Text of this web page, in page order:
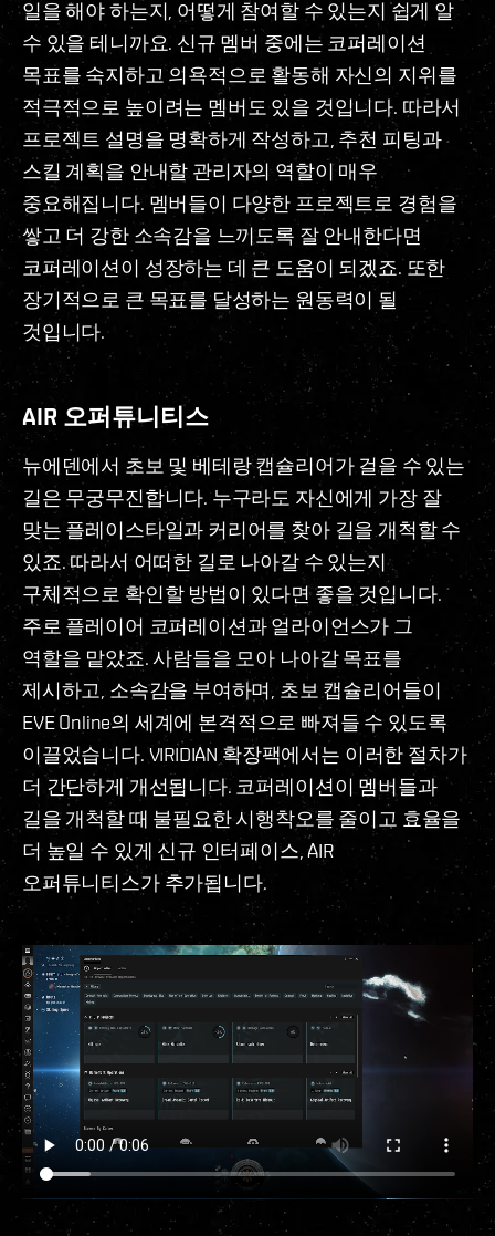
일을 해야 하는지, 어떻게 참여할 수 있는지 쉽게 알
수 있을 테니까요. 신규 멤버 중에는 코퍼레이션
목표를 숙지하고 의욕적으로 활동해 자신의 지위를
적극적으로 높이려는 멤버도 있을 것입니다. 따라서
프로젝트 설명을 명확하게 작성하고, 추천 피팅과
스킬 계획을 안내할 관리자의 역할이 매우
중요해집니다. 멤버들이 다양한 프로젝트로 경험을
쌓고 더 강한 소속감을 느끼도록 잘 안내한다면
코퍼레이션이 성장하는 데 큰 도움이 되겠죠. 또한
장기적으로 큰 목표를 달성하는 원동력이 될
것입니다.
AIR 오퍼튜니티스
뉴에덴에서 초보 및 베테랑 캡슐리어가 걸을 수 있는
길은 무궁무진합니다. 누구라도 자신에게 가장 잘
맞는 플레이스타일과 커리어를 찾아 길을 개척할 수
있죠. 따라서 어떠한 길로 나아갈 수 있는지
구체적으로 확인할 방법이 있다면 좋을 것입니다.
주로 플레이어 코퍼레이션과 얼라이언스가 그
역할을 맡았죠. 사람들을 모아 나아갈 목표를
제시하고, 소속감을 부여하며, 초보 캡슐리어들이
EVE Online의 세계에 본격적으로 빠져들 수 있도록
이끌었습니다. VIRIDIAN 확장팩에서는 이러한 절차가
더 간단하게 개선됩니다. 코퍼레이션이 멤버들과
길을 개척할 때 불필요한 시행착오를 줄이고 효율을
더 높일 수 있게 신규 인터페이스, AIR
오퍼튜니티스가 추가됩니다.